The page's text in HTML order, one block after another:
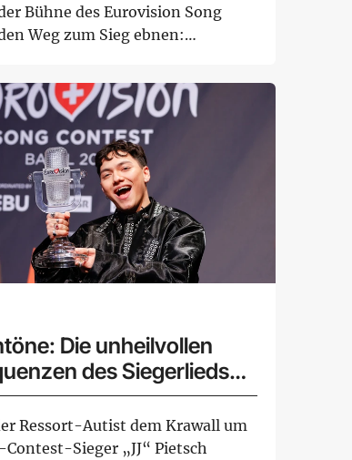
Bühne des Eurovision Song
Weg zum Sieg ebnen:
Die unheilvollen
des Siegerlieds
„JJ“ Pietsch
Ressort-Autist dem Krawall um
Sieger „JJ“ Pietsch